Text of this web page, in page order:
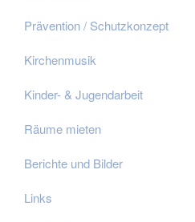
Prävention / Schutzkonzept
Kirchenmusik
Kinder- & Jugendarbeit
Räume mieten
Berichte und Bilder
Links